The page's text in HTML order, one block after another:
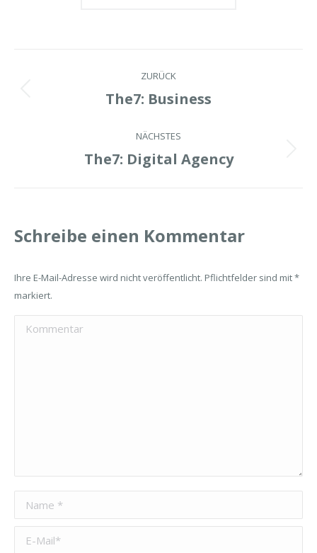
navigation
ZURÜCK
Previous
The7: Business
NÄCHSTES
Next
The7: Digital Agency
Schreibe einen Kommentar
Ihre E-Mail-Adresse wird nicht veröffentlicht. Pflichtfelder sind mit*
markiert.
Kommentar
Name *
E-Mail *